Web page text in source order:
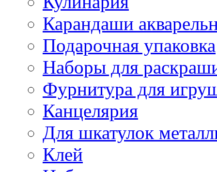
Карандаши
Подарочная упаковка
Наборы для
Фурнитура для
Канцелярия
Для шкатулок
Клей